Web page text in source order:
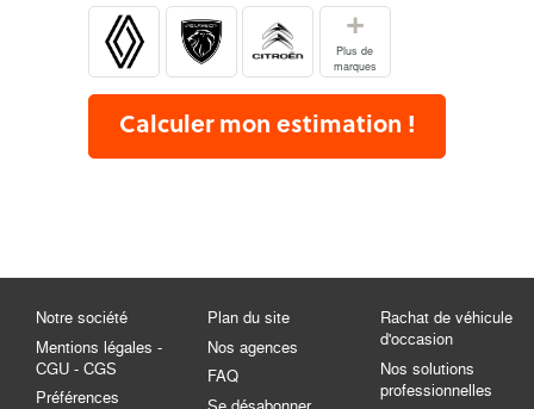
+
Plus de
marques
Calculer mon estimation !
Notre société
Mentions légales -
CGU - CGS
Préférences
Plan du site
Nos agences
FAQ
Rachat de véhicule
d'occasion
Nos solutions
professionnelles